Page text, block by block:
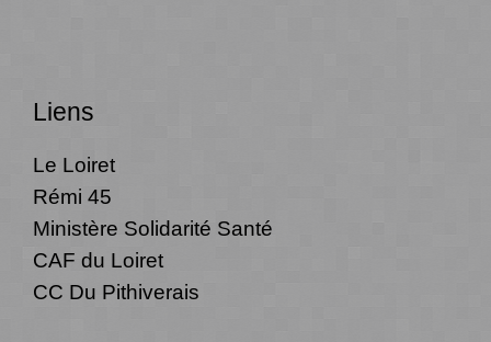
Liens
Le Loiret
Rémi 45
Ministère Solidarité Santé
CAF du Loiret
CC Du Pithiverais